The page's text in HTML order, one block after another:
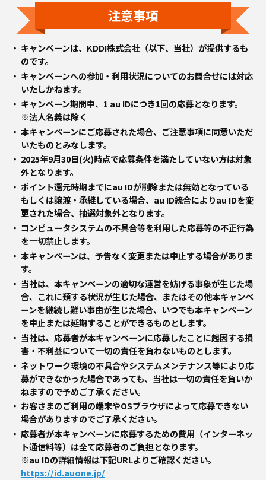
注意事項
キャンペーンは、KDDI株式会社（以下、当社）が提供するも
のです。
キャンペーンへの参加・利用状況についてのお問合せには対応
いたしかねます。
キャンペーン期間中、1 au IDにつき1回の応募となります。
※法人名義は除く
本キャンペーンにご応募された場合、ご注意事項に同意いただ
いたものとみなします。
2025年9月30日(火)時点で応募条件を満たしていない方は対象
外となります。
ポイント還元時期までにau IDが削除または無効となっている
もしくは譲渡・承継している場合、au ID統合によりau IDを変
更された場合、抽選対象外となります。
コンピュータシステムの不具合等を利用した応募等の不正行為
を一切禁止します。
本キャンペーンは、予告なく変更または中止する場合がありま
す。
当社は、本キャンペーンの適切な運営を妨げる事象が生じた場
合、これに類する状況が生じた場合、またはその他本キャンペ
ーンを継続し難い事由が生じた場合、いつでも本キャンペーン
を中止または延期することができるものとします。
当社は、応募者が本キャンペーンに応募したことに起因する損
害・不利益について一切の責任を負わないものとします。
ネットワーク環境の不具合やシステムメンテナンス等により応
募ができなかった場合であっても、当社は一切の責任を負いか
ねますので予めご了承ください。
お客さまのご利用の端末やOSブラウザによって応募できない
場合がありますのでご了承ください。
応募者が本キャンペーンに応募するための費用（インターネッ
ト通信料等）は全て応募者のご負担となります。
※au IDの詳細情報は下記URLよりご確認ください。
https://id.auone.jp/